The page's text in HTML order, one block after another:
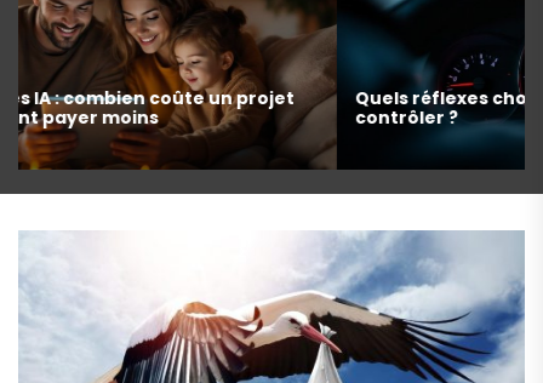
Quels réflexes choisir face au voyant injection à
contrôler ?